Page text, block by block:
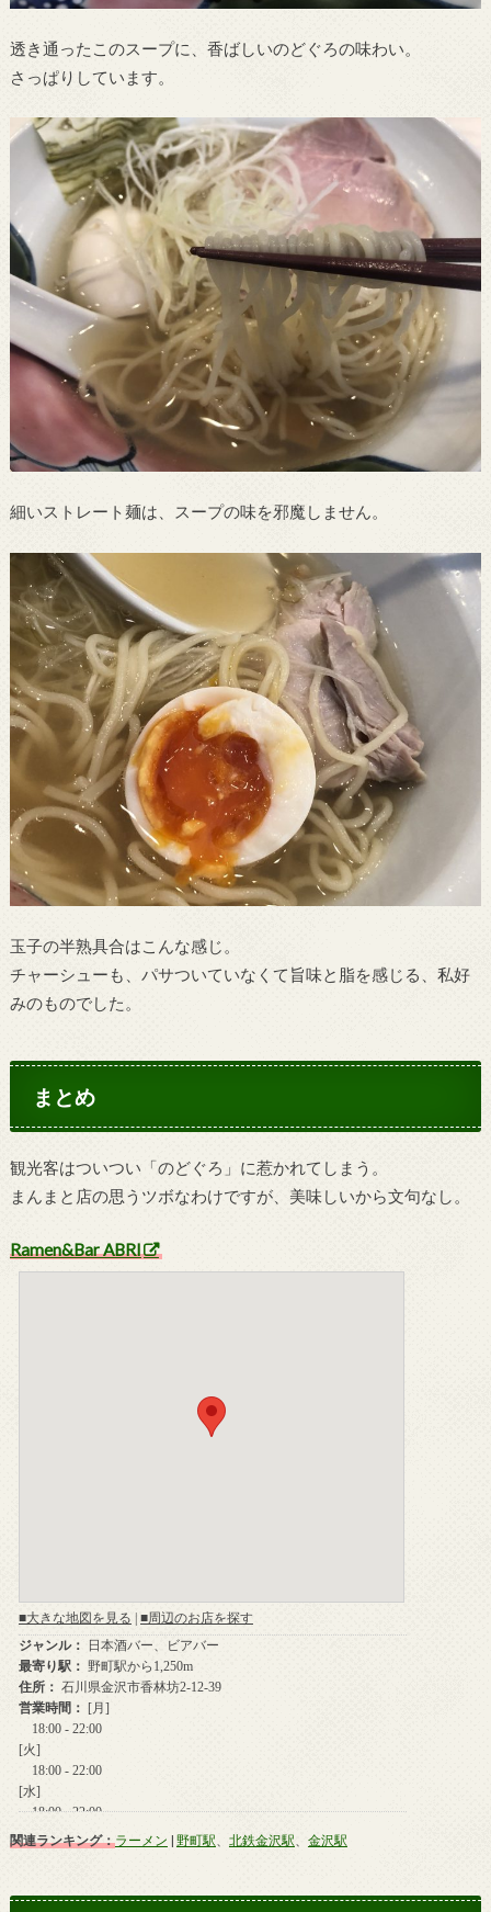
透き通ったこのスープに、香ばしいのどぐろの味わい。
さっぱりしています。
細いストレート麺は、スープの味を邪魔しません。
玉子の半熟具合はこんな感じ。
チャーシューも、パサついていなくて旨味と脂を感じる、私好
みのものでした。
まとめ
観光客はついつい「のどぐろ」に惹かれてしまう。
まんまと店の思うツボなわけですが、美味しいから文句なし。
Ramen&Bar ABRI
関連ランキング：ラーメン | 野町駅 北鉄金沢駅 金沢駅